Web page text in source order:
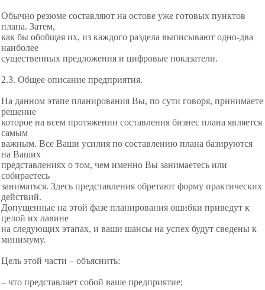
Обычно резюме составляют на остове уже готовых пунктов
плана. Затем,
как бы обобщая их, из каждого раздела выписывают одно-два
наиболее
существенных предложения и цифровые показатели.
2.3. Общее описание предприятия.
На данном этапе планирования Вы, по сути говоря, принимаете
решение
которое на всем протяжении составления бизнес плана является
самым
важным. Все Ваши усилия по составлению плана базируются
на Ваших
представлениях о том, чем именно Вы занимаетесь или
собираетесь
заниматься. Здесь представления обретают форму практических
действий.
Допущенные на этой фазе планирования ошибки приведут к
целой их лавине
на следующих этапах, и ваши шансы на успех будут сведены к
минимуму.
Цель этой части – объяснить:
– что представляет собой ваше предприятие;